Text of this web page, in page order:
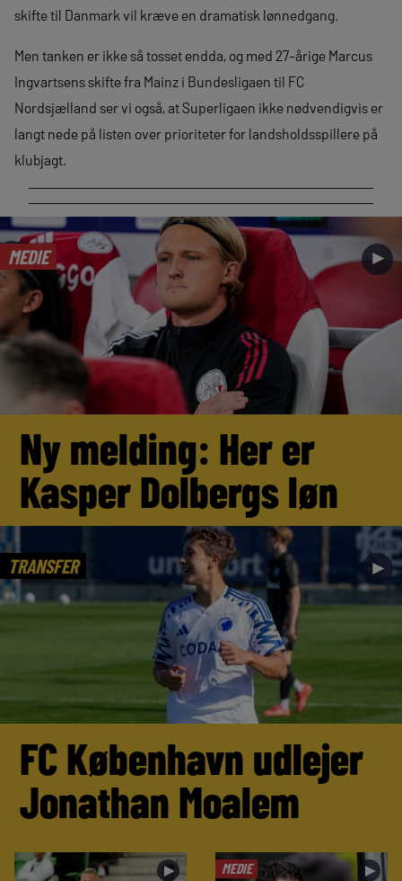
skifte til Danmark vil kræve en dramatisk lønnedgang.
Men tanken er ikke så tosset endda, og med 27-årige Marcus
Ingvartsens skifte fra Mainz i Bundesligaen til FC
Nordsjælland ser vi også, at Superligaen ikke nødvendigvis er
langt nede på listen over prioriteter for landsholdsspillere på
klubjagt.
MEDIE ►
Ny melding: Her er
Kasper Dolbergs løn
TRANSFER ►
FC København udlejer
Jonathan Moalem
► MEDIE ►